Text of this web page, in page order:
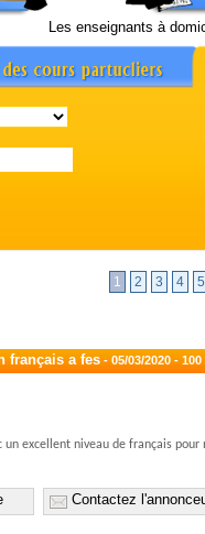
Les enseignants à
1 2 3 4 5
français a fes - 05/03/2020 -
un excellent niveau de français
Contactez